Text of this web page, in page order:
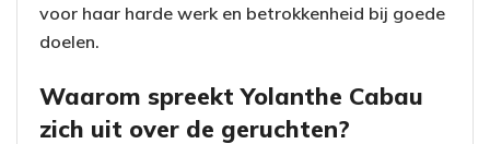
voor haar harde werk en betrokkenheid bij goede
doelen.
Waarom spreekt Yolanthe Cabau
zich uit over de geruchten?